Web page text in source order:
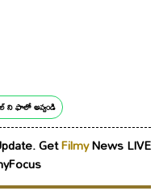
ని ఫాలో అవ్వండి
GetFilmyNews LIVE